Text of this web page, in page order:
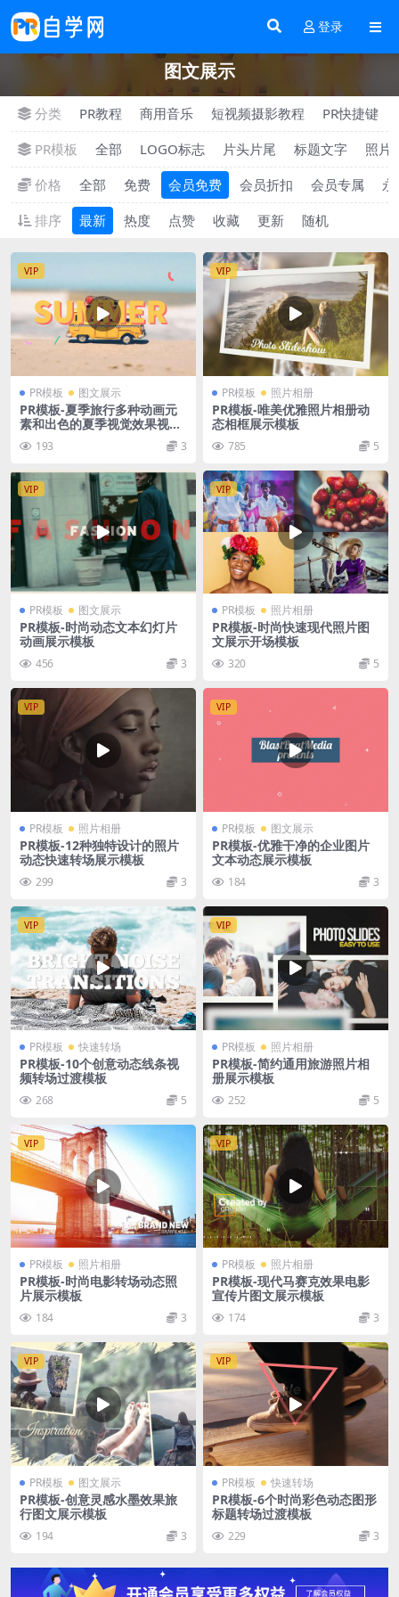
登录
图文展示
分类 PR教程 商用音乐 短视频摄影教程 PR快捷键
PR模板
全部 LOGO标志 片头片尾 标题文字
照片
价格
全部 免费 会员免费 会员折扣 会员专属
排序
最新 热度 点赞 收藏 更新 随机
VIP
PR模板 图文展示
PR模板-夏季旅行多种动画元
素和出色的夏季视觉效果视频
193 3
VIP
PR模板 照片相册
PR模板-唯美优雅照片相册动
态相框展示模板
785 5
VIP
PR模板 图文展示
PR模板-时尚动态文本幻灯片
动画展示模板
456 3
VIP
PR模板 照片相册
PR模板-时尚快速现代照片图
文展示开场模板
320 5
VIP
PR模板 照片相册
PR模板-12种独特设计的照片
动态快速转场展示模板
299 3
VIP
PR模板 图文展示
PR模板-优雅干净的企业图片
文本动态展示模板
184 3
VIP
PR模板 快速转场
PR模板-10个创意动态线条视
频转场过渡模板
268 5
VIP
PR模板 照片相册
PR模板-简约通用旅游照片相
册展示模板
252 5
VIP
PR模板 照片相册
PR模板-时尚电影转场动态照
片展示模板
184 3
VIP
PR模板 照片相册
PR模板-现代马赛克效果电影
宣传片图文展示模板
174 3
VIP
PR模板 图文展示
PR模板-创意灵感水墨效果旅
行图文展示模板
194 3
VIP
PR模板 快速转场
PR模板-6个时尚彩色动态图形
标题转场过渡模板
229 3